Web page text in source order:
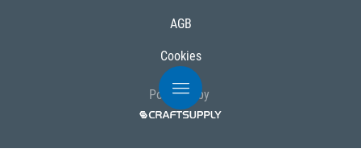
AGB
Cookies
Powered by